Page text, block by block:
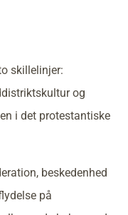
skillelinjer:
og
i det protestantiske
beskedenhed
på